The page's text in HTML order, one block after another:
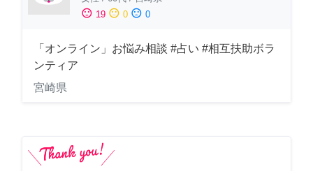
sentiment_satisfied 19 sentiment_neutral 0 sentiment_dissatisfied 0
「オンライン」お悩み相談 #占い #相互扶助ボラ
ンティア
宮崎県